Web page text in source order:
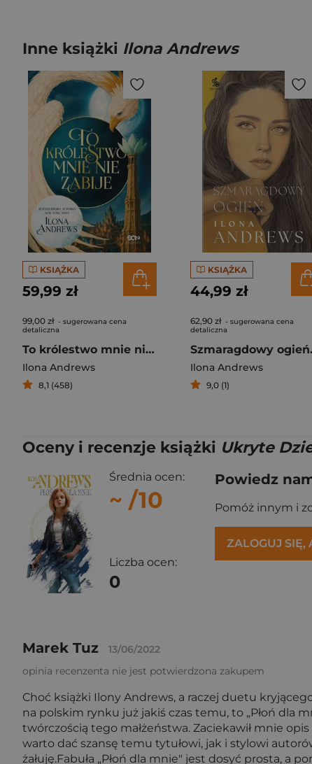
Inne książki Ilona Andrews
KSIĄŻKA
59,99 zł
99,00 zł - sugerowana cena
detaliczna
To królestwo mnie nie zabije
Ilona Andrews
8,1 (458)
KSIĄŻKA
44,99 zł
62,90 zł - sugerowana cena
detaliczna
Ilona Andrews
9,0 (1)
Oceny i recenzje książki Ukryte
Średnia ocen:
~ /10
Liczba ocen:
0
Powiedz
Pomóż innym i
ZALOGUJ SIĘ,
Marek Tuz
13/06/2022
opinia recenzenta nie jest potwierdzona zakupem
Choć książki Ilony Andrews, a raczej duetu
na polskim rynku już jakiś czas temu, to „Płoń dla
twórczością tego małżeństwa. Zaciekawił mnie
warto dać szansę temu tytułowi, jak i stylowi
żałuję.Fabuła „Płoń dla mnie" jest dosyć prosta, a